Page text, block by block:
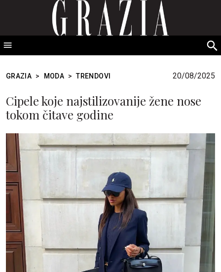
GRAZIA Srbija
GRAZIA > MODA > TRENDOVI 20/08/2025
Cipele koje najstilizovanije žene nose
tokom čitave godine